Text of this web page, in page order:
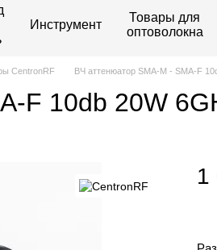
Инструмент
Товары для
оптоволокна
CentronRF ВЧ аттенюатор SMA-M - SMA-F
F 10db 20W
1